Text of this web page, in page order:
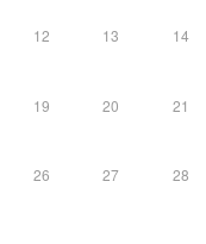
12 13 14
19 20 21
26 27 28